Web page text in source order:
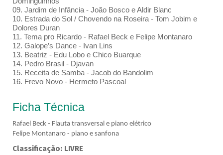
09. Jardim de Infância - João Bosco e Aldir Blanc
10. Estrada do Sol / Chovendo na Roseira - Tom Jobim e
Dolores Duran
11. Tema pro Ricardo - Rafael Beck e Felipe Montanaro
12. Galope’s Dance - Ivan Lins
13. Beatriz - Edu Lobo e Chico Buarque
14. Pedro Brasil - Djavan
15. Receita de Samba - Jacob do Bandolim
16. Frevo Novo - Hermeto Pascoal
Ficha Técnica
Rafael Beck - Flauta transversal e piano elétrico
Felipe Montanaro - piano e sanfona
Classificação: LIVRE